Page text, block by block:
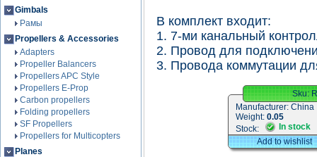
Gimbals
Рамы
Propellers & Accessories
Adapters
Propeller Balancers
Propellers APC Style
Propellers E-Prop
Carbon propellers
Folding propellers
SF Propellers
Propellers for Multicopters
Planes
В комплект входит:
1. 7-ми канальный
2. Провод для
3. Провода коммутации
Sku:
Manufacturer: China
Weight: 0.05
Stock:
In stock
Add to wishlist